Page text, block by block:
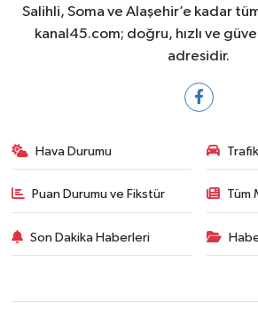
Salihli, Soma ve Alaşehir’e kadar
kanal45.com; doğru, hızlı ve
adresidir.
Hava Durumu
Puan Durumu ve Fikstür Tüm
Son Dakika Haberleri